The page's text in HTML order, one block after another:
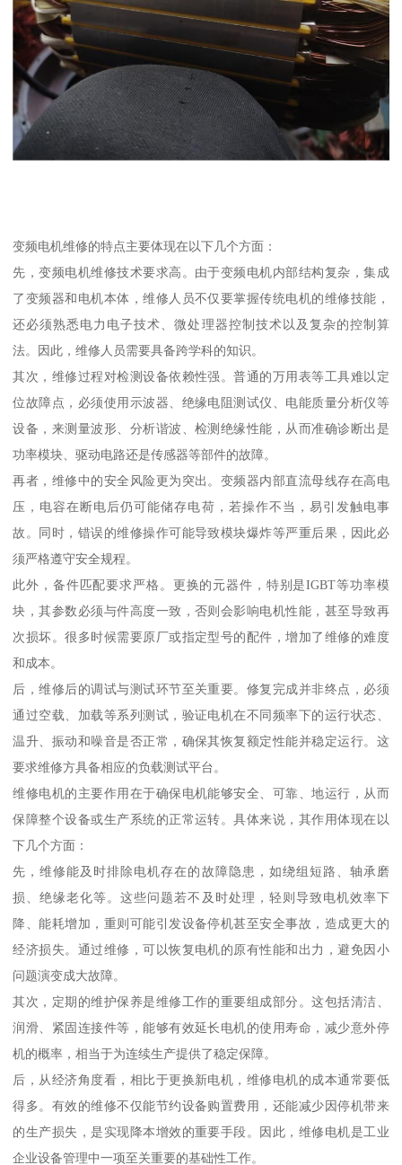
变频电机维修的特点主要体现在以下几个方面：
先，变频电机维修技术要求高。由于变频电机内部结构复杂，集成
了变频器和电机本体，维修人员不仅要掌握传统电机的维修技能，
还必须熟悉电力电子技术、微处理器控制技术以及复杂的控制算
法。因此，维修人员需要具备跨学科的知识。
其次，维修过程对检测设备依赖性强。普通的万用表等工具难以定
位故障点，必须使用示波器、绝缘电阻测试仪、电能质量分析仪等
设备，来测量波形、分析谐波、检测绝缘性能，从而准确诊断出是
功率模块、驱动电路还是传感器等部件的故障。
再者，维修中的安全风险更为突出。变频器内部直流母线存在高电
压，电容在断电后仍可能储存电荷，若操作不当，易引发触电事
故。同时，错误的维修操作可能导致模块爆炸等严重后果，因此必
须严格遵守安全规程。
此外，备件匹配要求严格。更换的元器件，特别是IGBT等功率模
块，其参数必须与件高度一致，否则会影响电机性能，甚至导致再
次损坏。很多时候需要原厂或指定型号的配件，增加了维修的难度
和成本。
后，维修后的调试与测试环节至关重要。修复完成并非终点，必须
通过空载、加载等系列测试，验证电机在不同频率下的运行状态、
温升、振动和噪音是否正常，确保其恢复额定性能并稳定运行。这
要求维修方具备相应的负载测试平台。
维修电机的主要作用在于确保电机能够安全、可靠、地运行，从而
保障整个设备或生产系统的正常运转。具体来说，其作用体现在以
下几个方面：
先，维修能及时排除电机存在的故障隐患，如绕组短路、轴承磨
损、绝缘老化等。这些问题若不及时处理，轻则导致电机效率下
降、能耗增加，重则可能引发设备停机甚至安全事故，造成更大的
经济损失。通过维修，可以恢复电机的原有性能和出力，避免因小
问题演变成大故障。
其次，定期的维护保养是维修工作的重要组成部分。这包括清洁、
润滑、紧固连接件等，能够有效延长电机的使用寿命，减少意外停
机的概率，相当于为连续生产提供了稳定保障。
后，从经济角度看，相比于更换新电机，维修电机的成本通常要低
得多。有效的维修不仅能节约设备购置费用，还能减少因停机带来
的生产损失，是实现降本增效的重要手段。因此，维修电机是工业
企业设备管理中一项至关重要的基础性工作。